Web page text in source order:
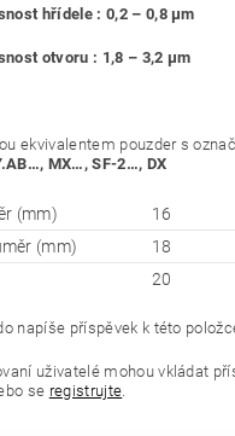
hřídele : 0,2 – 0,8 μm
otvoru : 1,8 – 3,2 μm
ekvivalentem pouzder s
MX…, SF-2…, DX
(mm)
16
(mm)
18
20
napíše příspěvek k této
uživatelé mohou vkládat
se registrujte.